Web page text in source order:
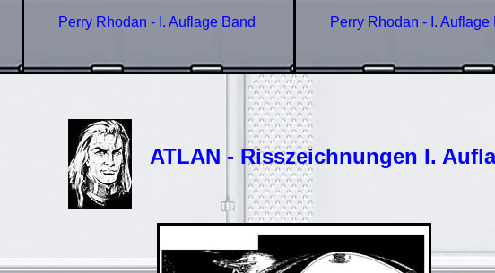
Perry Rhodan - I. Auflage Band Perry Rhodan - I.
ATLAN - Risszeichnungen I.